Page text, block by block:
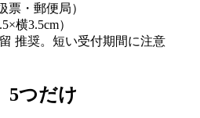
票・郵便局）
横3.5cm）
推奨。短い受付期間に注意
5つだけ